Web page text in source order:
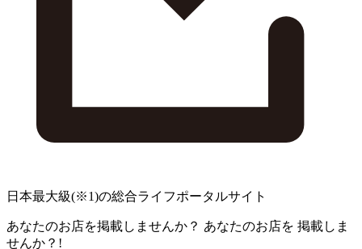
日本最大級(※1)の総合ライフポータルサイト
あなたのお店を掲載しませんか？ あなたのお店を 掲載しま
せんか？!